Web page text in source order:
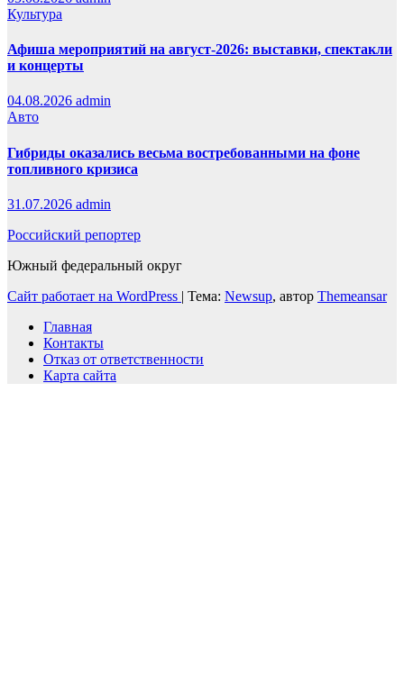
Культура
Афиша мероприятий на август-2026: выставки, спектакли
и концерты
04.08.2026 admin
Авто
Гибриды оказались весьма востребованными на фоне
топливного кризиса
31.07.2026 admin
Российский репортер
Южный федеральный округ
Сайт работает на WordPress | Тема: Newsup, автор Themeansar
Главная
Контакты
Отказ от ответственности
Карта сайта